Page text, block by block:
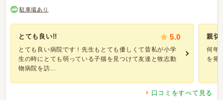
駐車場あり
とても良い!! 5.0
とても良い病院です！先生もとても優しくて昔私が小学
生の時にとても弱っている子猫を見つけて友達と牧志動
物病院を訪...
親切
何年
を発
口コミをすべて見る